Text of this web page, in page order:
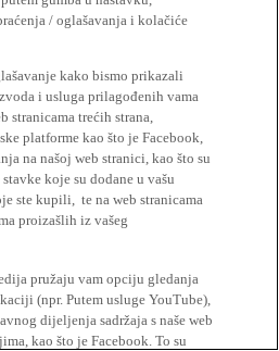
/ oglašavanja i kolačiće
kako bismo prikazali
i usluga prilagođenih vama
stranicama trećih strana,
platforme kao što je Facebook,
na našoj web stranici, kao što su
koje su dodane u vašu
ste kupili, te na web stranicama
proizašlih iz vašeg
pružaju vam opciju gledanja
(npr. Putem usluge YouTube),
dijeljenja sadržaja s naše web
kao što je Facebook. To su